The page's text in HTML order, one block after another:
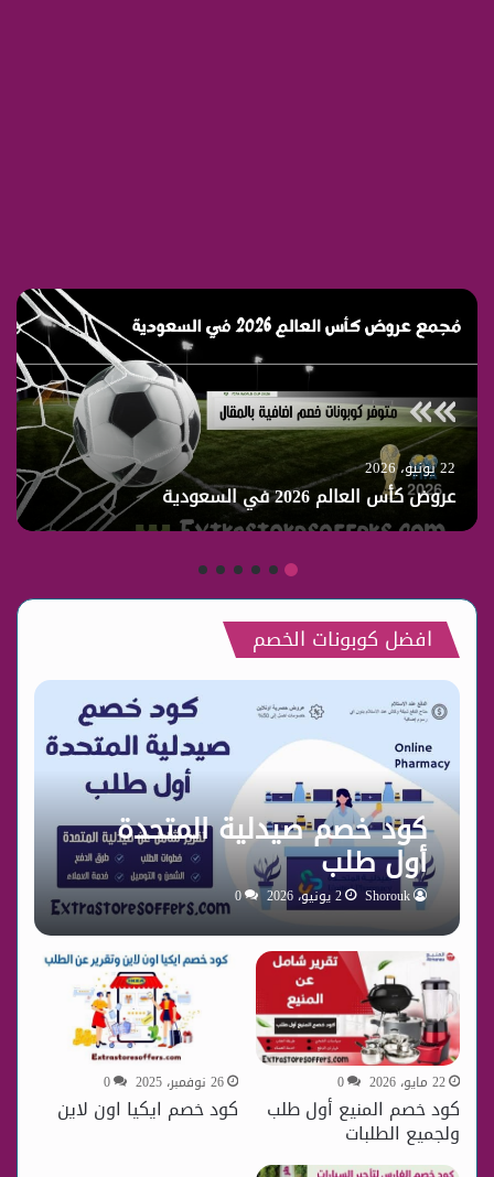
22 يونيو، 2026
عروض كأس العالم 2026 في السعودية
افضل كوبونات الخصم
كود خصم صيدلية المتحدة
أول طلب
Shorouk 2 يونيو، 2026 0
22 مايو، 2026 0
كود خصم المنيع أول طلب
ولجميع الطلبات
26 نوفمبر، 2025 0
كود خصم ايكيا اون لاين